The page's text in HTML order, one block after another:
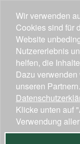
Wir verwenden
Cookies sind für
Website
Nutzererlebnis
helfen, die
Dazu
unseren
Klicke unten auf
Verwendung